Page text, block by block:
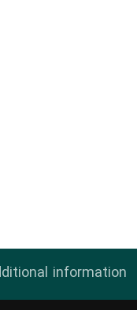
information